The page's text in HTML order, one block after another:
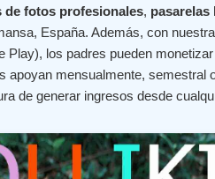
de fotos profesionales, pasarelas
España. Además, con nuestra
Play), los padres pueden
apoyan mensualmente, semestral
de generar ingresos desde